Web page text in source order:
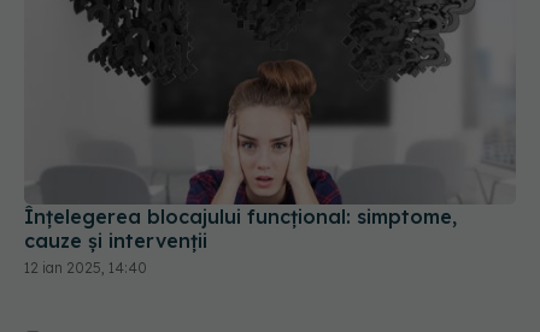
Înțelegerea blocajului funcțional: simptome,
cauze și intervenții
12 ian 2025, 14:40